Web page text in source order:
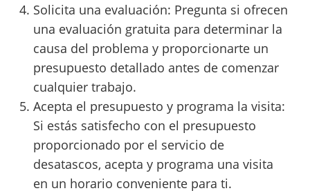
Solicita una evaluación: Pregunta si ofrecen
una evaluación gratuita para determinar la
causa del problema y proporcionarte un
presupuesto detallado antes de comenzar
cualquier trabajo.
Acepta el presupuesto y programa la visita:
Si estás satisfecho con el presupuesto
proporcionado por el servicio de
desatascos, acepta y programa una visita
en un horario conveniente para ti.